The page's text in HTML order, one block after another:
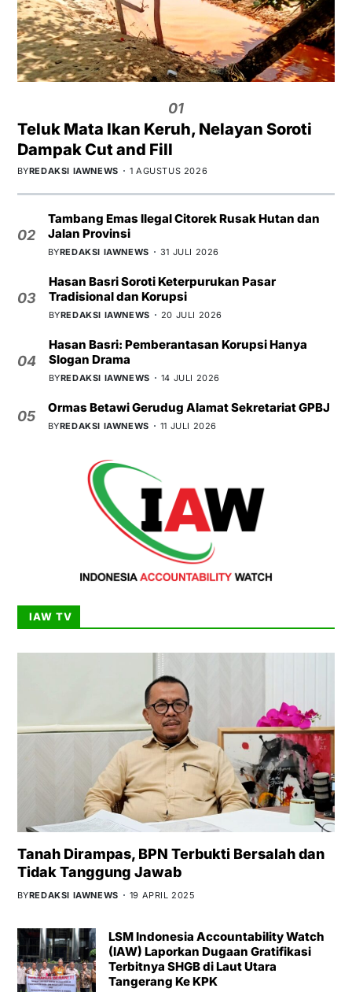
01
Teluk Mata Ikan Keruh, Nelayan Soroti
Dampak Cut and Fill
BYREDAKSI IAWNEWS 1 AGUSTUS 2026
02
Tambang Emas Ilegal Citorek Rusak Hutan dan
Jalan Provinsi
BYREDAKSI IAWNEWS 31 JULI 2026
03
Hasan Basri Soroti Keterpurukan Pasar
Tradisional dan Korupsi
BYREDAKSI IAWNEWS 20 JULI 2026
04
Hasan Basri: Pemberantasan Korupsi Hanya
Slogan Drama
BYREDAKSI IAWNEWS 14 JULI 2026
05
Ormas Betawi Gerudug Alamat Sekretariat GPBJ
BYREDAKSI IAWNEWS 11 JULI 2026
IAW TV
Tanah Dirampas, BPN Terbukti Bersalah dan
Tidak Tanggung Jawab
BYREDAKSI IAWNEWS 19 APRIL 2025
LSM Indonesia Accountability Watch
(IAW) Laporkan Dugaan Gratifikasi
Terbitnya SHGB di Laut Utara
Tangerang Ke KPK